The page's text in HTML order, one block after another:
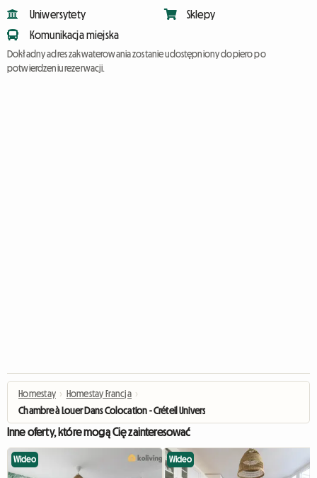
Uniwersytety
Komunikacja miejska
Sklepy
Dokładny adres zakwaterowania zostanie udostępniony dopiero po
potwierdzeniu rezerwacji.
Homestay › Homestay Francja ›
Chambre à Louer Dans Colocation - Créteil Université
Inne oferty, które mogą Cię zainteresować
Wideo Wideo